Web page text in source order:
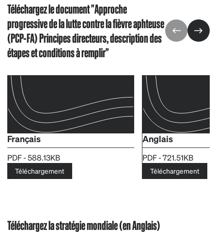
Téléchargez le document "Approche
progressive de la lutte contre la fièvre aphteuse
(PCP-FA) Principes directeurs, description des
étapes et conditions à remplir"
Français
PDF - 588.13KB
Téléchargement
Anglais
PDF - 721.51KB
Téléchargement
Téléchargez la stratégie mondiale (en Anglais)